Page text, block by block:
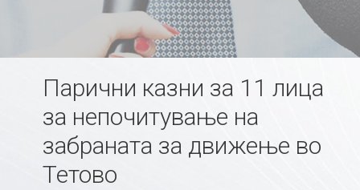
Парични казни за 11 лица
за непочитување на
забраната за движење во
Тетово